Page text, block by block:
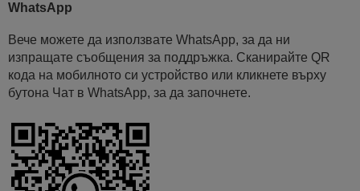
WhatsApp
Вече можете да използвате WhatsApp, за да ни
изпращате съобщения за поддръжка. Сканирайте QR
кода на мобилното си устройство или кликнете върху
бутона Чат в WhatsApp, за да започнете.